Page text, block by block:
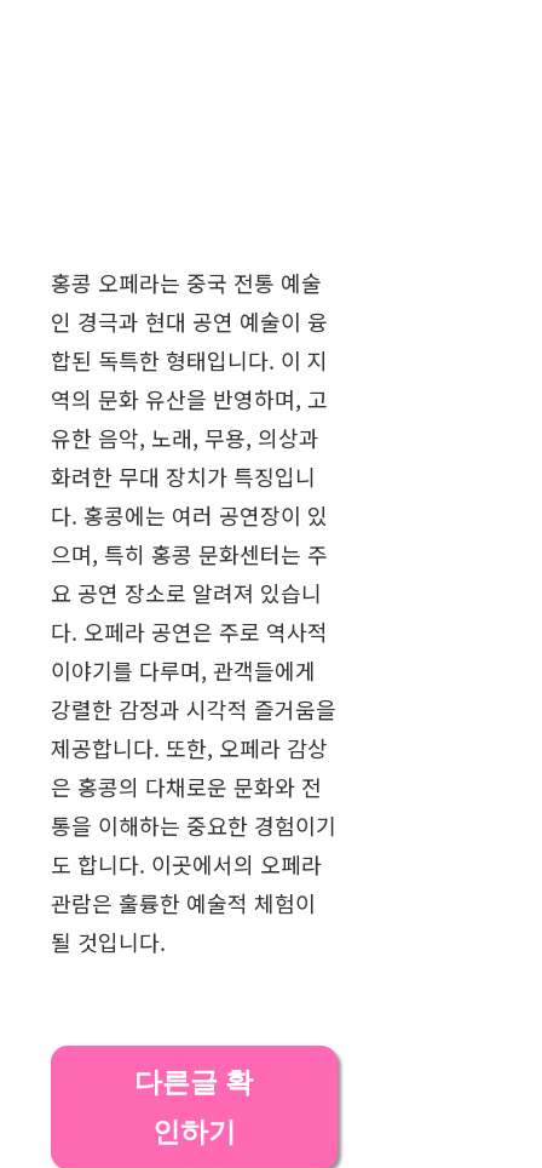
홍콩 오페라는 중국 전통 예술
인 경극과 현대 공연 예술이 융
합된 독특한 형태입니다. 이 지
역의 문화 유산을 반영하며, 고
유한 음악, 노래, 무용, 의상과
화려한 무대 장치가 특징입니
다. 홍콩에는 여러 공연장이 있
으며, 특히 홍콩 문화센터는 주
요 공연 장소로 알려져 있습니
다. 오페라 공연은 주로 역사적
이야기를 다루며, 관객들에게
강렬한 감정과 시각적 즐거움을
제공합니다. 또한, 오페라 감상
은 홍콩의 다채로운 문화와 전
통을 이해하는 중요한 경험이기
도 합니다. 이곳에서의 오페라
관람은 훌륭한 예술적 체험이
될 것입니다.
다른글 확
인하기